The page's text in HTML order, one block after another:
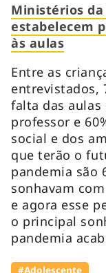
Ministérios da
estabelecem
às aulas
Entre as
entrevistados,
falta das aulas
professor e
social e dos
que terão o
pandemia são
sonhavam
e agora esse
o principal
pandemia
#Adolescente